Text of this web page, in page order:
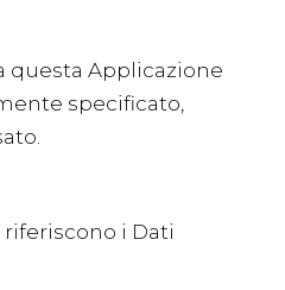
questa Applicazione
specificato,
riferiscono i Dati